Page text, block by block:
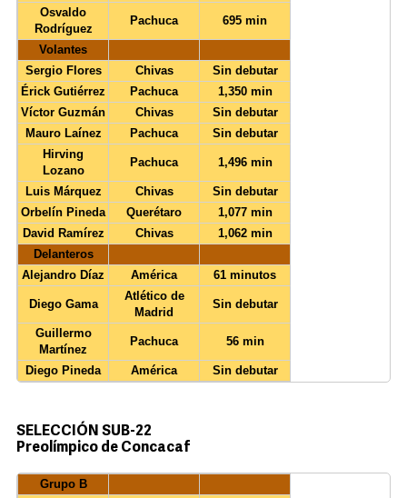
Osvaldo
Rodríguez
Pachuca 695 min
Volantes
Sergio Flores
Chivas
Sin debutar
Érick Gutiérrez
Pachuca
1,350 min
Víctor Guzmán
Chivas
Sin debutar
Mauro Laínez
Pachuca
Sin debutar
Hirving
Lozano
Pachuca 1,496 min
Luis Márquez Chivas
Sin debutar
Orbelín Pineda
Querétaro
1,077 min
David Ramírez
Chivas
1,062 min
Delanteros
Alejandro Díaz
América 61 minutos
Diego Gama
Atlético de
Madrid
Sin debutar
Guillermo
Martínez
Pachuca 56 min
Diego Pineda América Sin debutar
SELECCIÓN SUB-22
Preolímpico de Concacaf
Grupo B